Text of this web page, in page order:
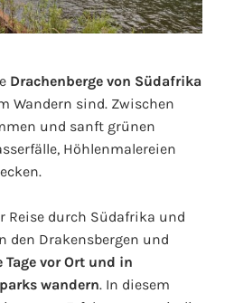
Drachenberge von Südafrika
Wandern sind. Zwischen
und sanft grünen
Höhlenmalereien
Reise durch Südafrika und
den Drakensbergen und
Tage vor Ort und in
wandern. In diesem